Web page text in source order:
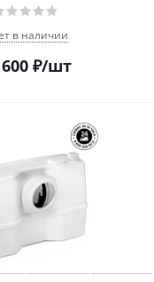
в наличии
₽/шт